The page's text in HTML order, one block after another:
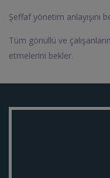
Şeffaf yönetim anlayışını
Tüm gönüllü ve
etmelerini bekler.